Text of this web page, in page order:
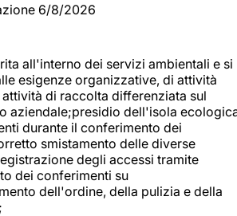
6/8/2026
all'interno dei servizi ambientali e si
esigenze organizzative, di attività
di raccolta differenziata sul
aziendale;presidio dell'isola
durante il conferimento dei
smistamento delle diverse
degli accessi tramite
dei conferimenti su
dell'ordine, della pulizia e della